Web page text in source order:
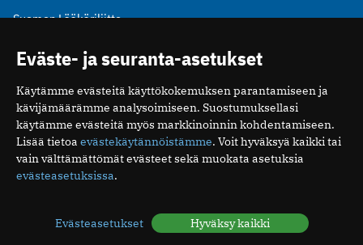
Suomen Lääkäriliitto
00510 Helsinki
puh. (09) 393 091
toimitus@potilaanlaakarilehti.fi
ISSN 2323-9476
Eväste- ja seuranta-asetukset
Käytämme evästeitä käyttökokemuksen parantamiseen ja
kävijämäärämme analysoimiseen. Suostumuksellasi
käytämme evästeitä myös markkinoinnin kohdentamiseen.
Lisää tietoa evästekäytännöistämme. Voit hyväksyä kaikki tai
vain välttämättömät evästeet sekä muokata asetuksia
evästeasetuksissa.
Evästeasetukset Hyväksy kaikki